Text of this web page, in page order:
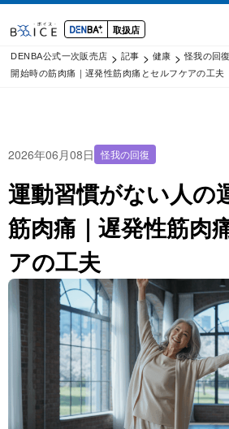
取扱店
DENBA公式一次販売店 > 記事 > 健康 >怪我の回復
開始時の筋肉痛｜遅発性筋肉痛とセルフケアの工夫
2026年06月08日 怪我の回復
運動習慣がない人の
筋肉痛｜遅発性筋肉
アの工夫